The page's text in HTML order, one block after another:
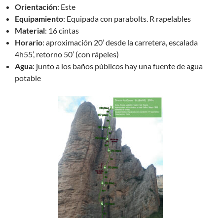
Orientación: Este
Equipamiento: Equipada con parabolts. R rapelables
Material: 16 cintas
Horario: aproximación 20’ desde la carretera, escalada
4h55’, retorno 50’ (con rápeles)
Agua: junto a los baños públicos hay una fuente de agua
potable